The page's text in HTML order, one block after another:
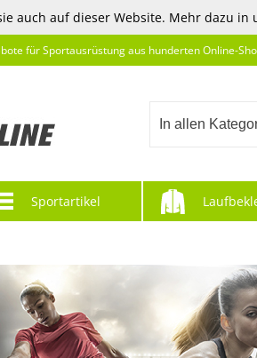
auch auf dieser Website. Mehr dazu in
für Sportausrüstung aus hunderten Online-
In allen
Sportartikel